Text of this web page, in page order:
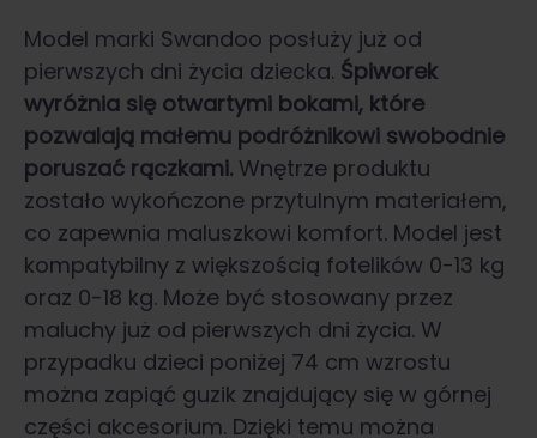
Model marki Swandoo posłuży już od
pierwszych dni życia dziecka. Śpiworek
wyróżnia się otwartymi bokami, które
pozwalają małemu podróżnikowi swobodnie
poruszać rączkami. Wnętrze produktu
zostało wykończone przytulnym materiałem,
co zapewnia maluszkowi komfort. Model jest
kompatybilny z większością fotelików 0-13 kg
oraz 0-18 kg. Może być stosowany przez
maluchy już od pierwszych dni życia. W
przypadku dzieci poniżej 74 cm wzrostu
można zapiąć guzik znajdujący się w górnej
części akcesorium. Dzięki temu można